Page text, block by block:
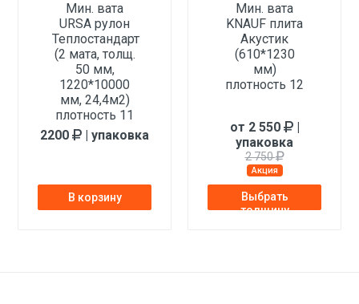
Мин. вата
URSA рулон
Теплостандарт
(2 мата, толщ.
50 мм,
1220*10000
мм, 24,4м2)
плотность 11
2200
| упаковка
В корзину
Мин. вата
KNAUF плита
Акустик
(610*1230
мм)
плотность 12
2 750
от 2 550
|
упаковка
Акция
Выбрать
толщину